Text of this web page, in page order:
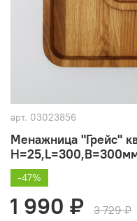
арт. 03023856
Менажница "Грейс"
-47%
1 990 ₽
3 729 ₽